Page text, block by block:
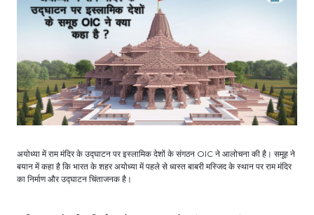
अयोध्या में राम मंदिर के उद्घाटन पर इस्लामिक देशों के संगठन OIC ने आलोचना की है। समूह ने
बयान में कहा है कि भारत के शहर अयोध्या में पहले से ध्वस्त बाबरी मस्जिद के स्थान पर राम मंदिर
का निर्माण और उद्घाटन चिंताजनक है।